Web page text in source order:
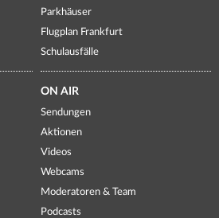
Parkhäuser
Flugplan Frankfurt
Schulausfälle
ON AIR
Sendungen
Aktionen
Videos
Webcams
Moderatoren & Team
Podcasts